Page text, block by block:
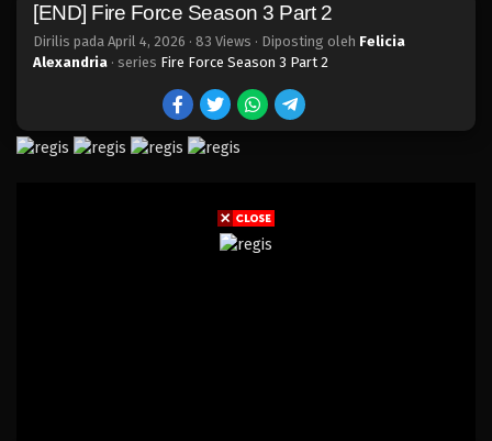
[END] Fire Force Season 3 Part 2
Dirilis pada April 4, 2026 · 83 Views · Diposting oleh Felicia
Alexandria · series Fire Force Season 3 Part 2